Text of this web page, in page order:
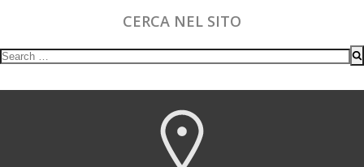
CERCA NEL SITO
Search